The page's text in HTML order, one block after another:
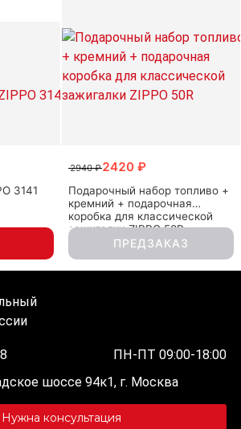
3141
2940 ₽2420 ₽
Подарочный набор топливо +
кремний + подарочная
коробка для классической
зажигалки ZIPPO 50R
ПРЕДЗАКАЗ
ПН-ПТ 09:00-18:00
шоссе 94к1, г. Москва
Нужна консультация